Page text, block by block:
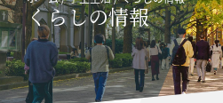
くらしの情報